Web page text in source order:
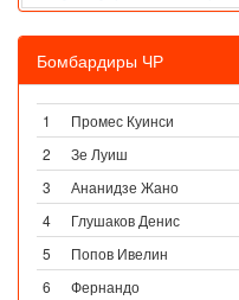
Бомбардиры ЧР
1 Промес Куинси
2
Зе Луиш
3
Ананидзе Жано
4
Глушаков Денис
5
Попов Ивелин
6
Фернандо